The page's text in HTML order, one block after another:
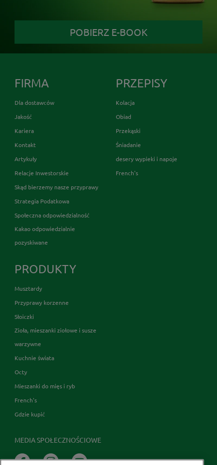
POBIERZ E-BOOK
FIRMA
Dla dostawców
Jakość
Kariera
Kontakt
Artykuły
Relacje Inwestorskie
Skąd bierzemy nasze przyprawy
Strategia Podatkowa
Społeczna odpowiedzialność
Kakao odpowiedzialnie
pozyskiwane
PRZEPISY
Kolacja
Obiad
Przekąski
Śniadanie
desery wypieki i napoje
French's
PRODUKTY
Musztardy
Przyprawy korzenne
Słoiczki
Zioła, mieszanki ziołowe i susze
warzywne
Kuchnie świata
Octy
Mieszanki do mięs i ryb
French's
Gdzie kupić
MEDIA SPOŁECZNOŚCIOWE